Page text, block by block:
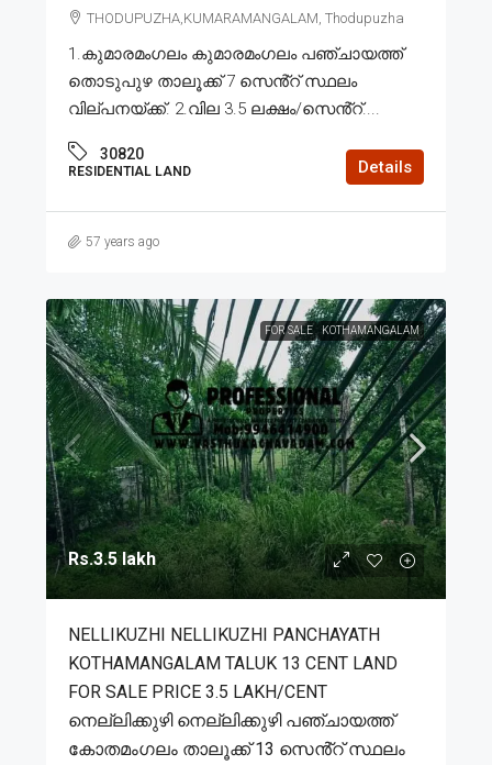
THODUPUZHA,KUMARAMANGALAM, Thodupuzha
1.കുമാരമംഗലം കുമാരമംഗലം പഞ്ചായത്ത്
തൊടുപുഴ താലൂക്ക് 7 സെൻ്റ് സ്ഥലം
വില്പനയ്ക്ക്. 2.വില 3.5 ലക്ഷം/സെൻ്റ്....
30820
RESIDENTIAL LAND Details
57 years ago
FOR SALE KOTHAMANGALAM
Rs.3.5 lakh
NELLIKUZHI NELLIKUZHI PANCHAYATH
KOTHAMANGALAM TALUK 13 CENT LAND
FOR SALE PRICE 3.5 LAKH/CENT
നെല്ലിക്കുഴി നെല്ലിക്കുഴി പഞ്ചായത്ത്
കോതമംഗലം താലൂക്ക് 13 സെൻ്റ് സ്ഥലം